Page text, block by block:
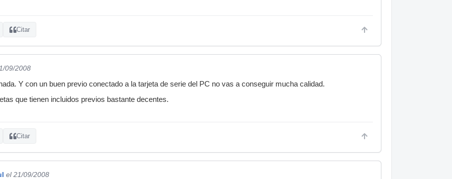
Citar
09/2008
Y con un buen previo conectado a la tarjeta de serie del PC no vas a conseguir mucha calidad.
que tienen incluidos previos bastante decentes.
Citar
el 21/09/2008